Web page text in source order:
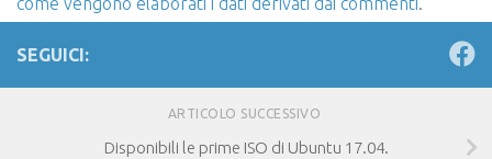
SEGUICI:
ARTICOLO SUCCESSIVO
Disponibili le prime ISO di Ubuntu 17.04.